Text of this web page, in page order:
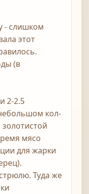
- слишком
этот
(в
2-2.5
кол-
мясо
для жарки
Туда же